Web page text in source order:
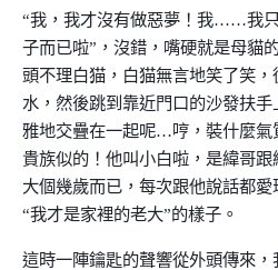
“我，我才沒有做惡夢！我……我
子而已啦” ，沒錯，嘴硬就是母貓
頭不理白猫，白猫無言地笑了笑
水，然後跳到靠近門口的沙發扶
雅地交疊在一起呢…哼，裝什麼
貴族似的！他叫小白啦，是緯哥
大個幾歲而已，每次跟他說話都
“我才是家裡的老大”的樣子。
這時一陣鑰匙的聲響從外頭傳來